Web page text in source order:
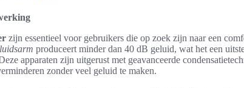
zijn essentieel voor gebruikers die op zoek zijn naar een
produceert minder dan 40 dB geluid, wat het een
apparaten zijn uitgerust met geavanceerde
zonder veel geluid te maken.